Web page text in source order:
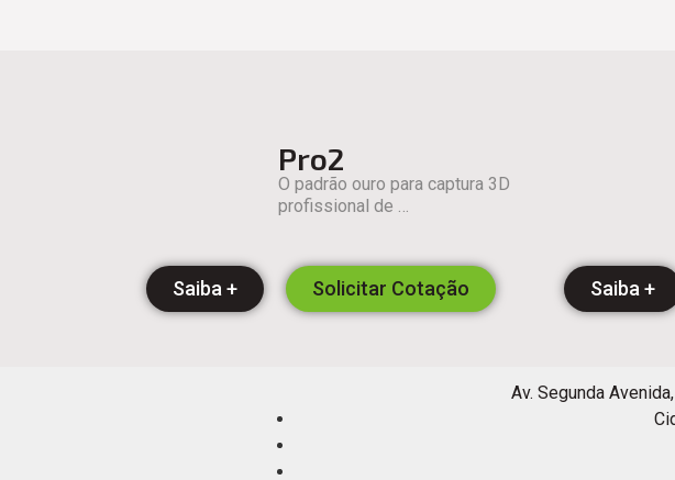
Pro2
O padrão ouro para captura 3D
profissional de …
Saiba + Solicitar Cotação Saiba +
Av. Segunda